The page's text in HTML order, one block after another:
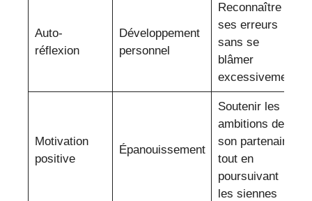
Auto-
réflexion
Développement
personnel
Reconnaître
ses erreurs
sans se
blâmer
excessivement
Motivation
positive
Épanouissement
Soutenir les
ambitions de
son partenaire
tout en
poursuivant
les siennes